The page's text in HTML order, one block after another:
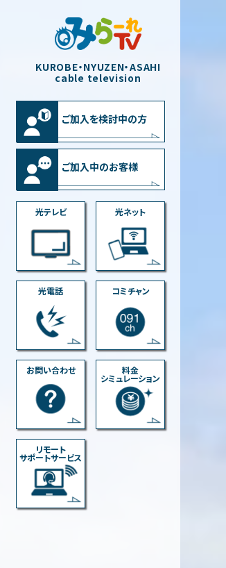
KUROBE・NYUZEN・ASAHI
cable television
ご加入を検討中の方
ご加入中のお客様
光テレビ 光ネット
光電話 コミチャン
お問い合わせ 料金
シミュレーション
リモート
サポートサービス